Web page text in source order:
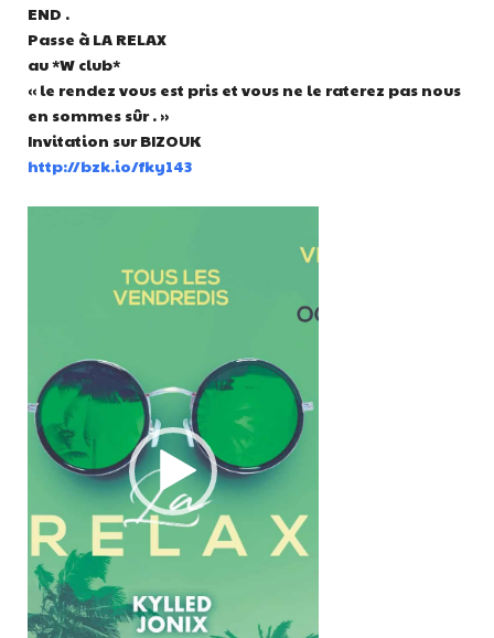
END .
Passe à LA RELAX
au *W club*
« le rendez vous est pris et vous ne le raterez pas nous
en sommes sûr . »
Invitation sur BIZOUK
http://bzk.io/fky143